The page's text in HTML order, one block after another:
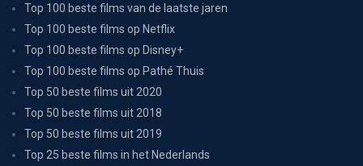
Top 100 beste films van de laatste jaren
Top 100 beste films op Netflix
Top 100 beste films op Disney+
Top 100 beste films op Pathé Thuis
Top 50 beste films uit 2020
Top 50 beste films uit 2018
Top 50 beste films uit 2019
Top 25 beste films in het Nederlands